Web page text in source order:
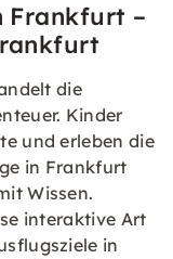
Frankfurt –
die
Kinder
und erleben die
in Frankfurt
Wissen.
interaktive Art
in